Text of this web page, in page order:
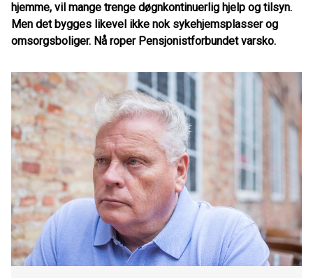
hjemme, vil mange trenge døgnkontinuerlig hjelp og tilsyn.
Men det bygges likevel ikke nok sykehjemsplasser og
omsorgsboliger. Nå roper Pensjonistforbundet varsko.